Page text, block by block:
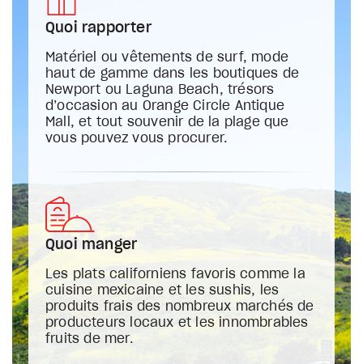
Quoi rapporter
Matériel ou vêtements de surf, mode
haut de gamme dans les boutiques de
Newport ou Laguna Beach, trésors
d’occasion au Orange Circle Antique
Mall, et tout souvenir de la plage que
vous pouvez vous procurer.
Quoi manger
Les plats californiens favoris comme la
cuisine mexicaine et les sushis, les
produits frais des nombreux marchés de
producteurs locaux et les innombrables
fruits de mer.